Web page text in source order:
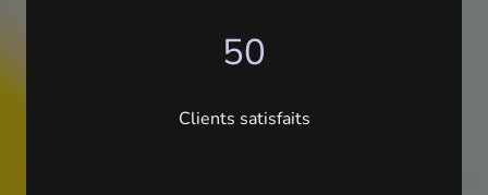
50
Clients satisfaits